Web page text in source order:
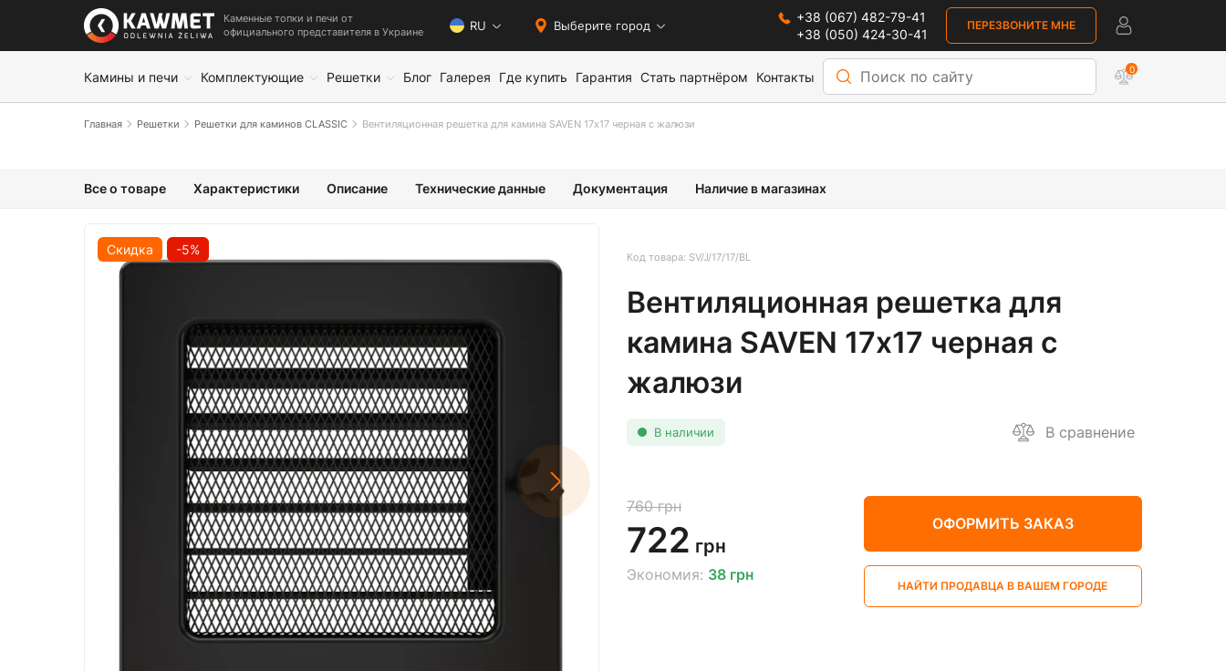
Каменные топки и печи от
официального представителя в Украине
RU Выберите город
+38 (067) 482-79-41
+38 (050) 424-30-41
ПЕРЕЗВОНИТЕ МНЕ
Камины и печи Комплектующие Решетки Блог Галерея Где купить Гарантия Стать партнёром Контакты 0
Главная Решетки Решетки для каминов CLASSIC Вентиляционная решетка для камина SAVEN 17х17 черная с жалюзи
Все о товаре Характеристики Описание Технические данные Документация Наличие в магазинах
Скидка -5% Код товара: SV/J/17/17/BL
Вентиляционная решетка для
камина SAVEN 17х17 черная с
жалюзи
В наличии В сравнение
760 грн
722 грн
Экономия: 38 грн
ОФОРМИТЬ ЗАКАЗ
НАЙТИ ПРОДАВЦА В ВАШЕМ ГОРОДЕ